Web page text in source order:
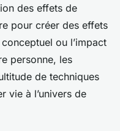
des effets de
pour créer des effets
ou l’impact
personne, les
de techniques
vie à l’univers de